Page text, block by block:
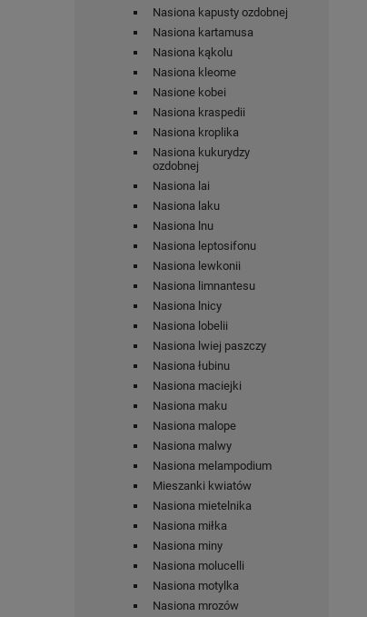
Nasiona kapusty ozdobnej
Nasiona kartamusa
Nasiona kąkolu
Nasiona kleome
Nasione kobei
Nasiona kraspedii
Nasiona kroplika
Nasiona kukurydzy
ozdobnej
Nasiona lai
Nasiona laku
Nasiona lnu
Nasiona leptosifonu
Nasiona lewkonii
Nasiona limnantesu
Nasiona lnicy
Nasiona lobelii
Nasiona lwiej paszczy
Nasiona łubinu
Nasiona maciejki
Nasiona maku
Nasiona malope
Nasiona malwy
Nasiona melampodium
Mieszanki kwiatów
Nasiona mietelnika
Nasiona miłka
Nasiona miny
Nasiona molucelli
Nasiona motylka
Nasiona mrozów